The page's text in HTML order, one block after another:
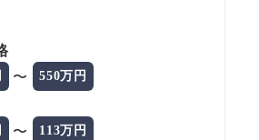
〜 550万円
〜 113万円